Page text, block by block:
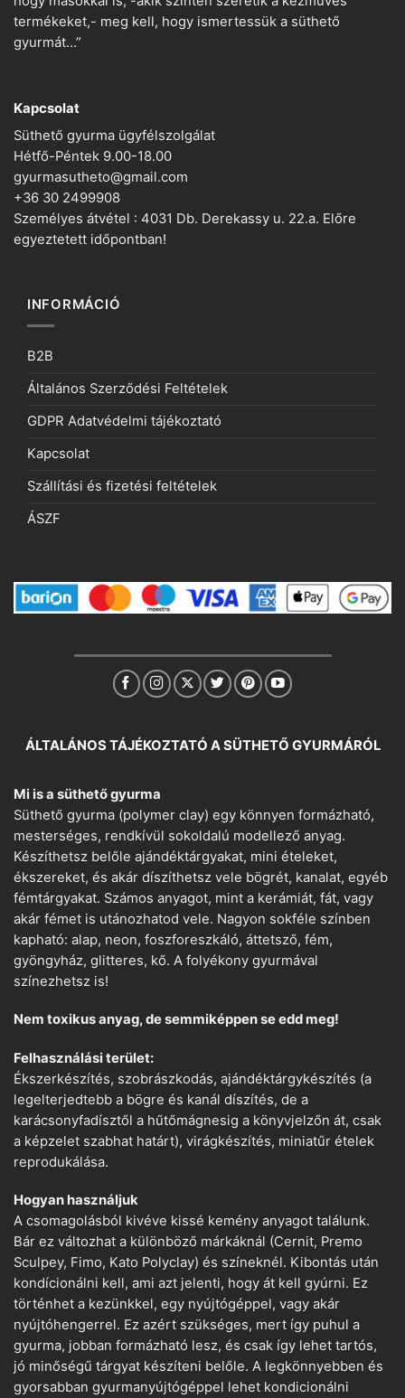
termékeket,- meg kell, hogy ismertessük a süthető
gyurmát…”
Kapcsolat
Süthető gyurma ügyfélszolgálat
Hétfő-Péntek 9.00-18.00
gyurmasutheto@gmail.com
+36 30 2499908
Személyes átvétel : 4031 Db. Derekassy u. 22.a. Előre
egyeztetett időpontban!
INFORMÁCIÓ
B2B
Általános Szerződési Feltételek
GDPR Adatvédelmi tájékoztató
Kapcsolat
Szállítási és fizetési feltételek
ÁSZF
ÁLTALÁNOS TÁJÉKOZTATÓ A SÜTHETŐ GYURMÁRÓL
Mi is a süthető gyurma
Süthető gyurma (polymer clay) egy könnyen formázható,
mesterséges, rendkívül sokoldalú modellező anyag.
Készíthetsz belőle ajándéktárgyakat, mini ételeket,
ékszereket, és akár díszíthetsz vele bögrét, kanalat, egyéb
fémtárgyakat. Számos anyagot, mint a kerámiát, fát, vagy
akár fémet is utánozhatod vele. Nagyon sokféle színben
kapható: alap, neon, foszforeszkáló, áttetsző, fém,
gyöngyház, glitteres, kő. A folyékony gyurmával
színezhetsz is!
Nem toxikus anyag, de semmiképpen se edd meg!
Felhasználási terület:
Ékszerkészítés, szobrászkodás, ajándéktárgykészítés (a
legelterjedtebb a bögre és kanál díszítés, de a
karácsonyfadísztől a hűtőmágnesig a könyvjelzőn át, csak
a képzelet szabhat határt), virágkészítés, miniatűr ételek
reprodukálása.
Hogyan használjuk
A csomagolásból kivéve kissé kemény anyagot találunk.
Bár ez változhat a különböző márkáknál (Cernit, Premo
Sculpey, Fimo, Kato Polyclay) és színeknél. Kibontás után
kondícionálni kell, ami azt jelenti, hogy át kell gyúrni. Ez
történhet a kezünkkel, egy nyújtógéppel, vagy akár
nyújtóhengerrel. Ez azért szükséges, mert így puhul a
gyurma, jobban formázható lesz, és csak így lehet tartós,
jó minőségű tárgyat készíteni belőle. A legkönnyebben és
gyorsabban gyurmanyújtógéppel lehet kondicionálni